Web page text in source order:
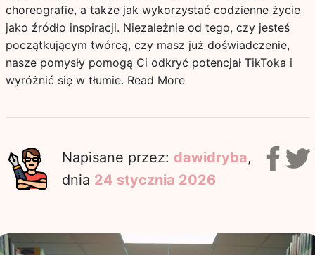
choreografie, a także jak wykorzystać codzienne życie
jako źródło inspiracji. Niezależnie od tego, czy jesteś
początkującym twórcą, czy masz już doświadczenie,
nasze pomysły pomogą Ci odkryć potencjał TikToka i
wyróżnić się w tłumie. Read More
Napisane przez: dawidryba,
dnia 24 stycznia 2026